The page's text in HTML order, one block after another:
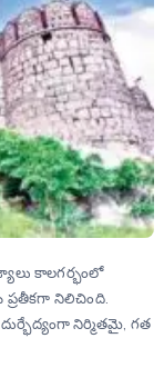
కాలగర్భంలో
నిలిచింది.
నిర్మితమై, గత